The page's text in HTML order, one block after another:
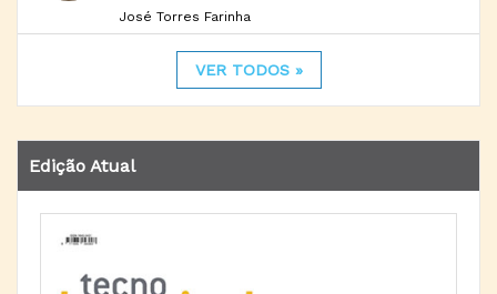
José Torres Farinha
VER TODOS »
Edição Atual